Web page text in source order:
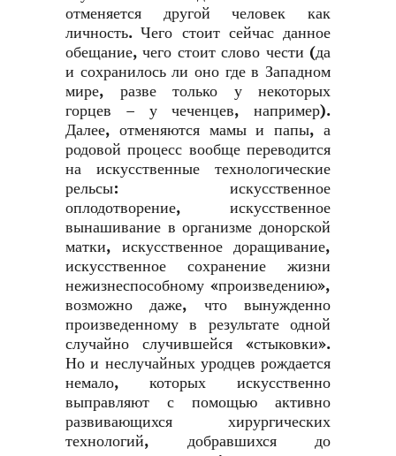
отменяется другой человек как
личность. Чего стоит сейчас данное
обещание, чего стоит слово чести (да
и сохранилось ли оно где в Западном
мире, разве только у некоторых
горцев – у чеченцев, например).
Далее, отменяются мамы и папы, а
родовой процесс вообще переводится
на искусственные технологические
рельсы: искусственное
оплодотворение, искусственное
вынашивание в организме донорской
матки, искусственное доращивание,
искусственное сохранение жизни
нежизнеспособному «произведению»,
возможно даже, что вынужденно
произведенному в результате одной
случайно случившейся «стыковки».
Но и неслучайных уродцев рождается
немало, которых искусственно
выправляют с помощью активно
развивающихся хирургических
технологий, добравшихся до